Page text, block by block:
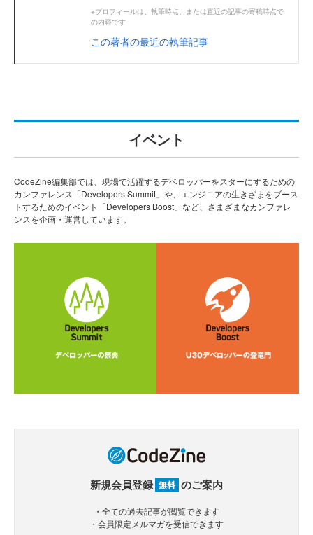
※プロフィールは、執筆時点、または直近の記事の寄稿時点で
の内容です
この著者の最近の執筆記事
イベント
CodeZine編集部では、現場で活躍するデベロッパーをスターにするための
カンファレンス「Developers Summit」や、エンジニアの生きざまをブース
トするためのイベント「Developers Boost」など、さまざまなカンファレ
ンスを企画・運営しています。
新規会員登録 無料 のご案内
・全ての過去記事が閲覧できます
・会員限定メルマガを受信できます